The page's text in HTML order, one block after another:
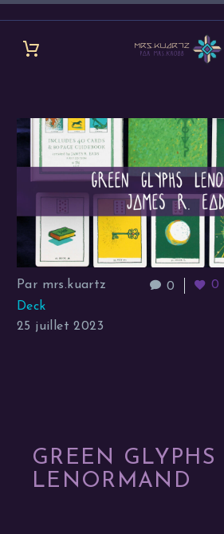
0 0
Par mrs.kuartz
Deck
25 juillet 2023
GREEN GLYPHS
LENORMAND